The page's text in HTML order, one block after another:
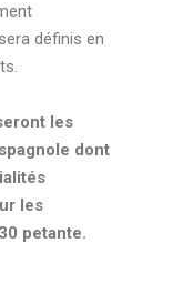
définis en
les
dont
les
petante.